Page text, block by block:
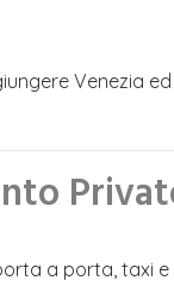
Venezia
a porta, taxi